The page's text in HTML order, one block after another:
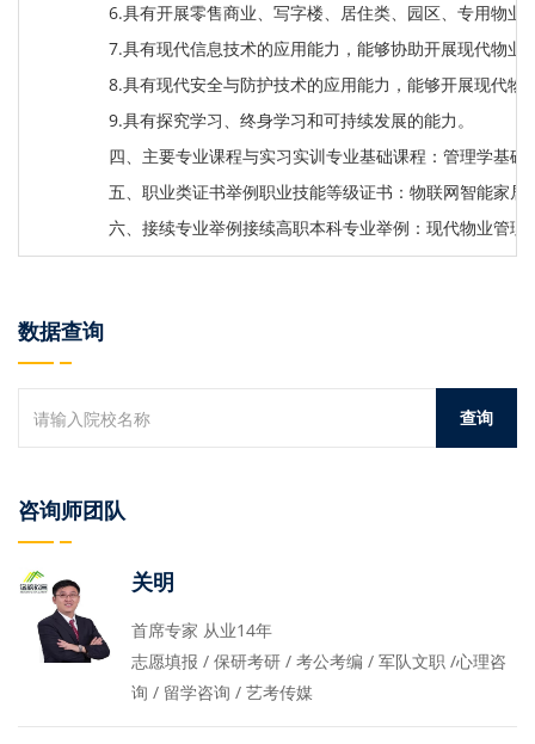
6.具有开展零售商业、写字楼、居住类、园区、专用物
7.具有现代信息技术的应用能力，能够协助开展现代物
8.具有现代安全与防护技术的应用能力，能够开展现代
9.具有探究学习、终身学习和可持续发展的能力。
四、主要专业课程与实习实训专业基础课程：管理学基
五、职业类证书举例职业技能等级证书：物联网智能家
六、接续专业举例接续高职本科专业举例：现代物业管
数据查询
咨询师团队
关明
首席专家 从业14年
志愿填报 / 保研考研 / 考公考编 / 军队文职 /心理咨
询 / 留学咨询 / 艺考传媒